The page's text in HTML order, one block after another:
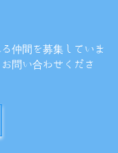
仲間を募集していま
問い合わせくださ